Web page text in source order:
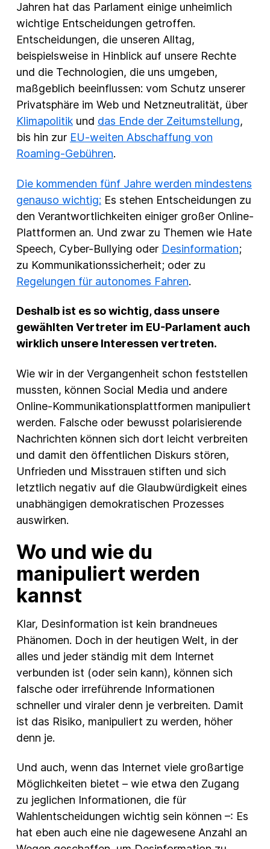
Jahren hat das Parlament einige unheimlich
wichtige Entscheidungen getroffen.
Entscheidungen, die unseren Alltag,
beispielsweise in Hinblick auf unsere Rechte
und die Technologien, die uns umgeben,
maßgeblich beeinflussen: vom Schutz unserer
Privatsphäre im Web und Netzneutralität, über
Klimapolitikund das Ende der Zeitumstellung,
bis hin zur EU-weiten Abschaffung von
Roaming-Gebühren.
Die kommenden fünf Jahre werden mindestens
genauso wichtig: Es stehen Entscheidungen zu
den Verantwortlichkeiten einiger großer Online-
Plattformen an. Und zwar zu Themen wie Hate
Speech, Cyber-Bullying oder Desinformation;
zu Kommunikationssicherheit; oder zu
Regelungen für autonomes Fahren.
Deshalb ist es so wichtig, dass unsere
gewählten Vertreter im EU-Parlament auch
wirklich unsere Interessen vertreten.
Wie wir in der Vergangenheit schon feststellen
mussten, können Social Media und andere
Online-Kommunikationsplattformen manipuliert
werden. Falsche oder bewusst polarisierende
Nachrichten können sich dort leicht verbreiten
und damit den öffentlichen Diskurs stören,
Unfrieden und Misstrauen stiften und sich
letztlich negativ auf die Glaubwürdigkeit eines
unabhängigen demokratischen Prozesses
auswirken.
Wo und wie du
manipuliert werden
kannst
Klar, Desinformation ist kein brandneues
Phänomen. Doch in der heutigen Welt, in der
alles und jeder ständig mit dem Internet
verbunden ist (oder sein kann), können sich
falsche oder irreführende Informationen
schneller und viraler denn je verbreiten. Damit
ist das Risiko, manipuliert zu werden, höher
denn je.
Und auch, wenn das Internet viele großartige
Möglichkeiten bietet – wie etwa den Zugang
zu jeglichen Informationen, die für
Wahlentscheidungen wichtig sein können –: Es
hat eben auch eine nie dagewesene Anzahl an